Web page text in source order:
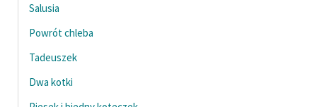
Salusia
Powrót chleba
Tadeuszek
Dwa kotki